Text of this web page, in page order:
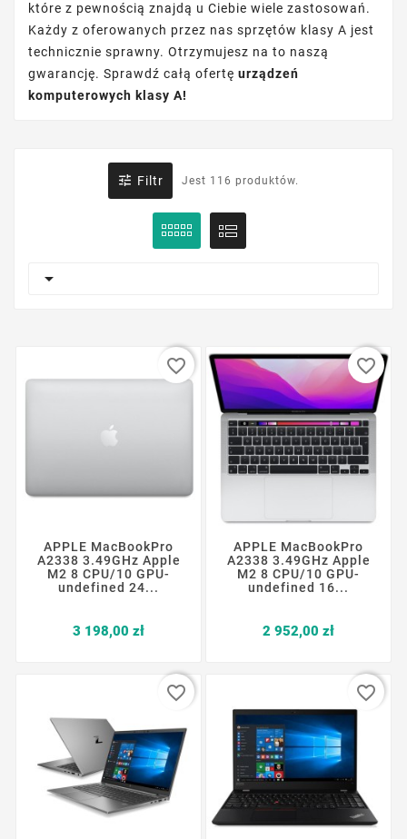
które z pewnością znajdą u Ciebie wiele zastosowań.
Każdy z oferowanych przez nas sprzętów klasy A jest
technicznie sprawny. Otrzymujesz na to naszą
gwarancję. Sprawdź całą ofertę urządzeń
komputerowych klasy A!
 Filtr Jest 116 produktów.

APPLE MacBookPro
A2338 3.49GHz Apple
M2 8 CPU/10 GPU-
undefined 24...
3 198,00 złCena
favorite_border
APPLE MacBookPro
A2338 3.49GHz Apple
M2 8 CPU/10 GPU-
undefined 16...
2 952,00 złCena
favorite_border
favorite_border favorite_border